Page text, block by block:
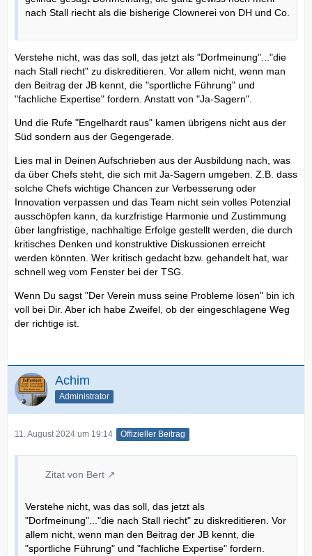
nach Stall riecht als die bisherige Clownerei von DH und Co.
Verstehe nicht, was das soll, das jetzt als "Dorfmeinung"..."die
nach Stall riecht" zu diskreditieren. Vor allem nicht, wenn man
den Beitrag der JB kennt, die "sportliche Führung" und
"fachliche Expertise" fordern. Anstatt von "Ja-Sagern".
Und die Rufe "Engelhardt raus" kamen übrigens nicht aus der
Süd sondern aus der Gegengerade.
Lies mal in Deinen Aufschrieben aus der Ausbildung nach, was
da über Chefs steht, die sich mit Ja-Sagern umgeben. Z.B. dass
solche Chefs wichtige Chancen zur Verbesserung oder
Innovation verpassen und das Team nicht sein volles Potenzial
ausschöpfen kann, da kurzfristige Harmonie und Zustimmung
über langfristige, nachhaltige Erfolge gestellt werden, die durch
kritisches Denken und konstruktive Diskussionen erreicht
werden könnten. Wer kritisch gedacht bzw. gehandelt hat, war
schnell weg vom Fenster bei der TSG.
Wenn Du sagst "Der Verein muss seine Probleme lösen" bin ich
voll bei Dir. Aber ich habe Zweifel, ob der eingeschlagene Weg
der richtige ist.
Achim
Administrator
11. August 2024 um 19:14 Offizieller Beitrag
Zitat von Bert
Verstehe nicht, was das soll, das jetzt als
"Dorfmeinung"..."die nach Stall riecht" zu diskreditieren. Vor
allem nicht, wenn man den Beitrag der JB kennt, die
"sportliche Führung" und "fachliche Expertise" fordern.